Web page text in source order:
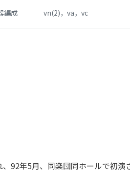
編成
vn(2)，va，vc
92年5月、同楽団同ホールで初演